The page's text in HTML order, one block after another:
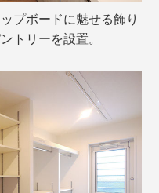
プボードに魅せる飾り
トリーを設置。